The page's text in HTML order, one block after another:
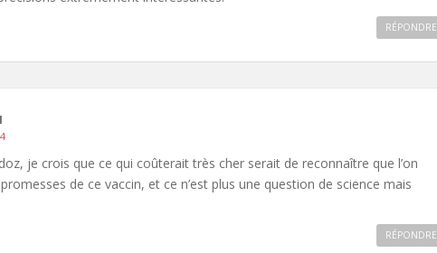
RÉPONDRE
je crois que ce qui coûterait très cher serait de reconnaître que l’on
de ce vaccin, et ce n’est plus une question de science mais
RÉPONDRE